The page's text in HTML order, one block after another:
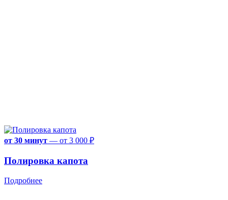
от 30 минут — от 3 000 ₽
Полировка капота
Подробнее